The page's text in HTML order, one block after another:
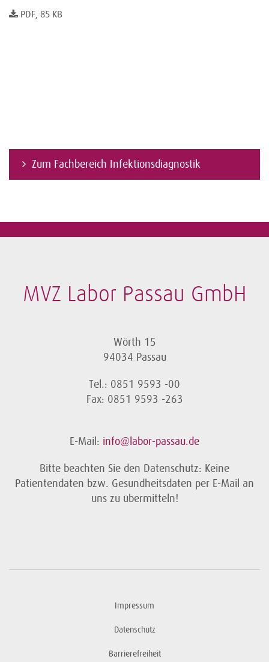
PDF, 85 KB
Zum Fachbereich Infektionsdiagnostik
MVZ Labor Passau GmbH
Wörth 15
94034 Passau
Tel.: 0851 9593 -00
Fax: 0851 9593 -263
E-Mail: info@labor-passau.de
Bitte beachten Sie den Datenschutz: Keine
Patientendaten bzw. Gesundheitsdaten per E-Mail an
uns zu übermitteln!
Impressum
Datenschutz
Barrierefreiheit